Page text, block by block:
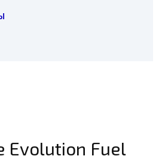
Evolution Fuel